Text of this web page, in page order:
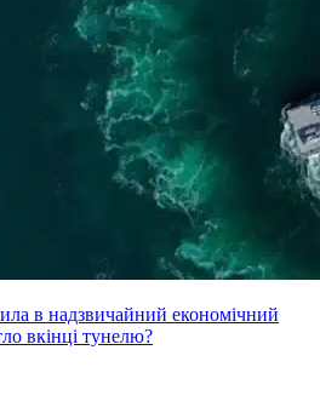
в надзвичайний економічний
вкінці тунелю?